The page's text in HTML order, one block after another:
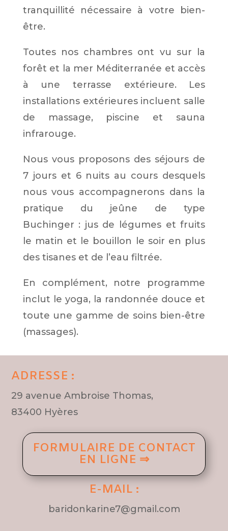
tranquillité nécessaire à votre bien-
être.
Toutes nos chambres ont vu sur la
forêt et la mer Méditerranée et accès
à une terrasse extérieure. Les
installations extérieures incluent salle
de massage, piscine et sauna
infrarouge.
Nous vous proposons des séjours de
7 jours et 6 nuits au cours desquels
nous vous accompagnerons dans la
pratique du jeûne de type
Buchinger : jus de légumes et fruits
le matin et le bouillon le soir en plus
des tisanes et de l’eau filtrée.
En complément, notre programme
inclut le yoga, la randonnée douce et
toute une gamme de soins bien-être
(massages).
ADRESSE :
29 avenue Ambroise Thomas,
83400 Hyères
FORMULAIRE DE CONTACT
EN LIGNE ⇒
E-MAIL :
baridonkarine7@gmail.com